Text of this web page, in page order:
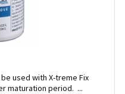
used with X-treme Fix
maturation period. ...